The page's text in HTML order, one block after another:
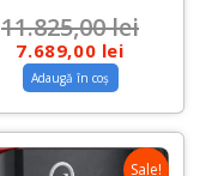
11.825,00lei
7.689,00 lei
Adaugă în coș
Sale!